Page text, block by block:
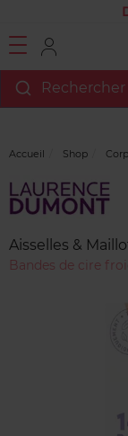
Accueil Shop
Marque
Aisselles &
Bandes de cire